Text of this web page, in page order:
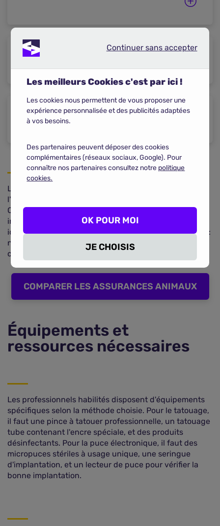
L'identification de l'animal n'est complète qu'une fois
l'enregistrement effectué dans la base de données I-
CAD (Identification des Carnivores Domestiques, qui
inclut désormais tous les animaux de compagnie
identifiés). Ce fichier centralise toutes les informations :
numéro d'identification, espèce, race, sexe, couleur et
coordonnées du propriétaire.
COMPARER LES ASSURANCES ANIMAUX
Équipements et
ressources nécessaires
Les professionnels habilités disposent d'équipements
spécifiques selon la méthode choisie. Pour le tatouage,
il faut une pince à tatouer professionnelle, un tatouage
tube contenant l'encre spéciale, et des produits
désinfectants. Pour la puce électronique, il faut des
micropuces stériles à usage unique, une seringue
d'implantation, et un lecteur de puce pour vérifier la
bonne implantation.
Continuer sans accepter
Les meilleurs Cookies c'est par ici !
Les cookies nous permettent de vous proposer une
expérience personnalisée et des publicités adaptées
à vos besoins.
Des partenaires peuvent déposer des cookies
complémentaires (réseaux sociaux, Google). Pour
connaître nos partenaires consultez notre politique
cookies.
JE CHOISIS
OK POUR MOI
Continuer sans accepter